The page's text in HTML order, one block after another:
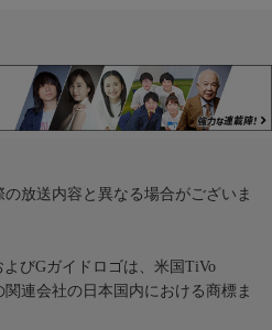
放送内容と異なる場合がございま
びGガイドロゴは、米国TiVo
連会社の日本国内における商標ま